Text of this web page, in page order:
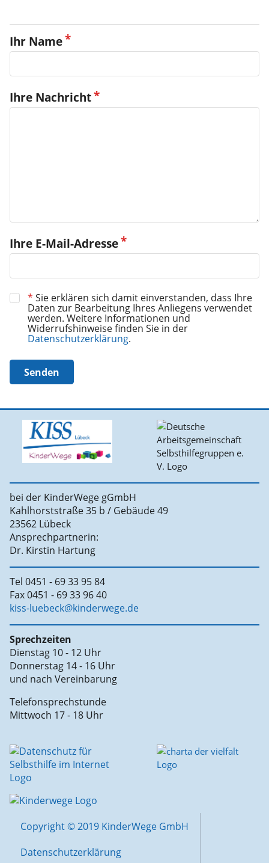
Ihr Name
Ihre Nachricht
Ihre E-Mail-Adresse
* Sie erklären sich damit einverstanden, dass Ihre
Daten zur Bearbeitung Ihres Anliegens verwendet
werden. Weitere Informationen und
Widerrufshinweise finden Sie in der
Datenschutzerklärung.
Senden
bei der KinderWege gGmbH
Kahlhorststraße 35 b / Gebäude 49
23562 Lübeck
Ansprechpartnerin:
Dr. Kirstin Hartung
Tel 0451 - 69 33 95 84
Fax 0451 - 69 33 96 40
kiss-luebeck@kinderwege.de
Sprechzeiten
Dienstag 10 - 12 Uhr
Donnerstag 14 - 16 Uhr
und nach Vereinbarung
Telefonsprechstunde
Mittwoch 17 - 18 Uhr
Copyright © 2019 KinderWege GmbH
Datenschutzerklärung